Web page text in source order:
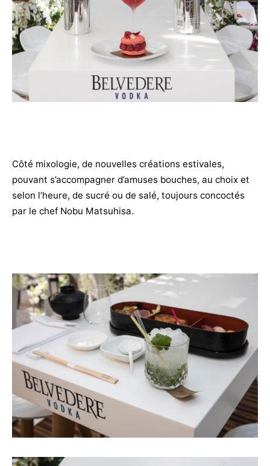
Côté mixologie, de nouvelles créations estivales,
pouvant s’accompagner d’amuses bouches, au choix et
selon l’heure, de sucré ou de salé, toujours concoctés
par le chef Nobu Matsuhisa.